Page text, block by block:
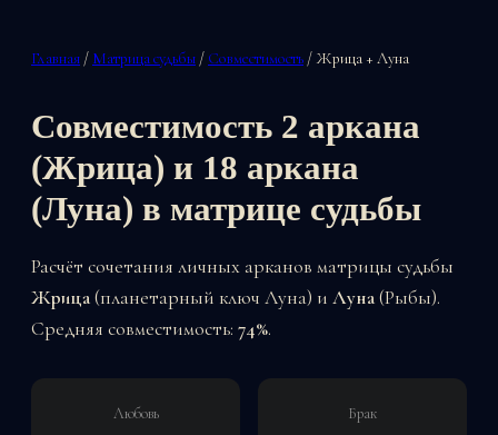
Главная / Матрица судьбы / Совместимость / Жрица + Луна
Совместимость 2 аркана
(Жрица) и 18 аркана
(Луна) в матрице судьбы
Расчёт сочетания личных арканов матрицы судьбы
Жрица(планетарный ключ Луна) и Луна(Рыбы).
Средняя совместимость: 74%.
Любовь Брак